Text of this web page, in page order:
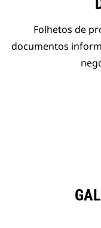
Folhetos de
documentos